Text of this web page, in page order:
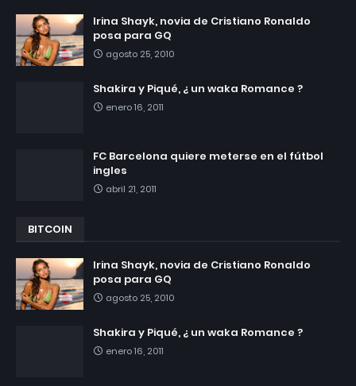
Irina Shayk, novia de Cristiano Ronaldo
posa para GQ
agosto 25, 2010
Shakira y Piqué, ¿ un waka Romance ?
enero 16, 2011
FC Barcelona quiere meterse en el fútbol
ingles
abril 21, 2011
BITCOIN
Irina Shayk, novia de Cristiano Ronaldo
posa para GQ
agosto 25, 2010
Shakira y Piqué, ¿ un waka Romance ?
enero 16, 2011